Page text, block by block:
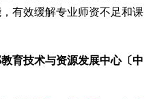
有效缓解专业师资不足和课
技术与资源发展中心〔中